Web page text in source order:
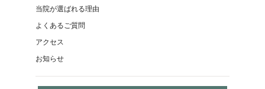
当院が選ばれる理由
よくあるご質問
アクセス
お知らせ